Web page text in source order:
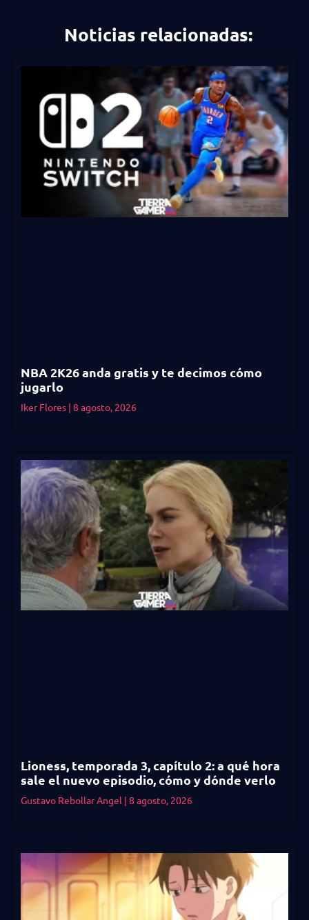
Noticias relacionadas:
NBA 2K26 anda gratis y te decimos cómo
jugarlo
Iker Flores 8 agosto, 2026
Lioness, temporada 3, capítulo 2: a qué hora
sale el nuevo episodio, cómo y dónde verlo
Gustavo Rebollar Angel 8 agosto, 2026